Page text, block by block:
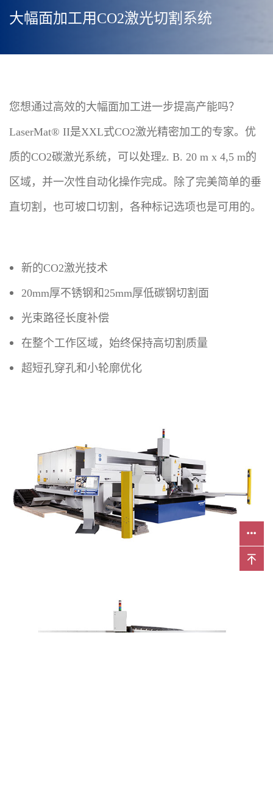
大幅面加工用CO2激光切割系统
您想通过高效的大幅面加工进一步提高产能吗？
LaserMat® II是XXL式CO2激光精密加工的专家。优
质的CO2碳激光系统，可以处理z. B. 20 m x 4,5 m的
区域，并一次性自动化操作完成。除了完美简单的垂
直切割，也可坡口切割，各种标记选项也是可用的。
新的CO2激光技术
20mm厚不锈钢和25mm厚低碳钢切割面
光束路径长度补偿
在整个工作区域，始终保持高切割质量
超短孔穿孔和小轮廓优化